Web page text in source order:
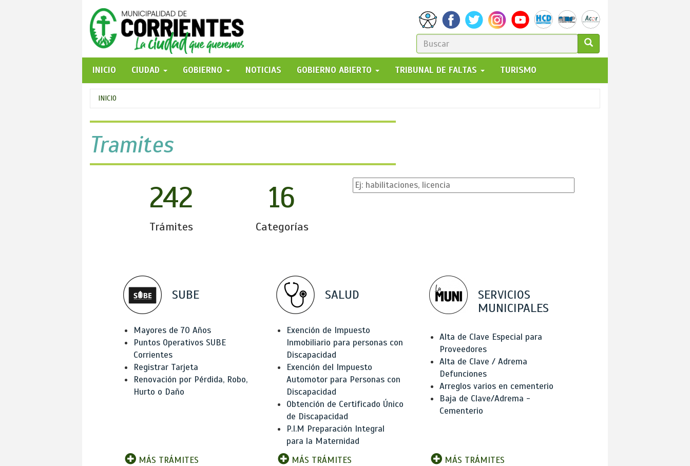
FORMULARIO
DE
BÚSQUEDA
GO!
INICIO
CIUDAD GOBIERNO NOTICIAS GOBIERNO ABIERTO TRIBUNAL DE FALTAS TURISMO
Se
encuentra
usted
aquí
INICIO
Tramites
242
Trámites
16
Categorías
SUBE
Mayores de 70 Años
Puntos Operativos SUBE
Corrientes
Registrar Tarjeta
Renovación por Pérdida, Robo,
Hurto o Daño
MÁS TRÁMITES
SALUD
Exención de Impuesto
Inmobiliario para personas con
Discapacidad
Exención del Impuesto
Automotor para Personas con
Discapacidad
Obtención de Certificado Único
de Discapacidad
P.I.M Preparación Integral
para la Maternidad
MÁS TRÁMITES
SERVICIOS
MUNICIPALES
Alta de Clave Especial para
Proveedores
Alta de Clave / Adrema
Defunciones
Arreglos varios en cementerio
Baja de Clave/Adrema -
Cementerio
MÁS TRÁMITES